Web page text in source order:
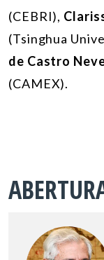
(CEBRI),
(Tsinghua
de Castro
(CAMEX).